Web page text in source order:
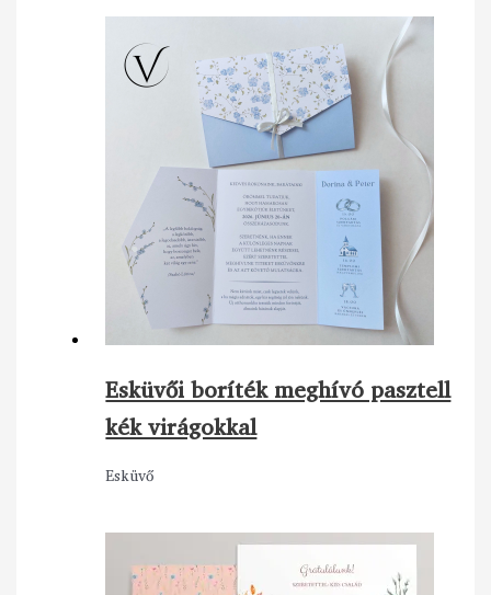
Esküvői boríték meghívó pasztell
kék virágokkal
Esküvő